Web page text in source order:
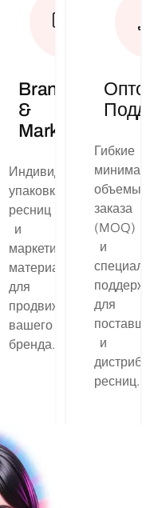
Branding
&
Marketing
Индивидуальная
упаковка
ресниц
и
маркетинговые
материалы
для
продвижения
вашего
бренда.
Гибкие
объемы
заказа
(MOQ)
и
для
и
ресниц.